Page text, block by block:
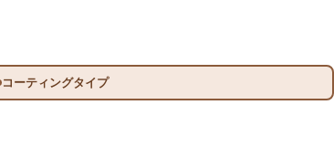
コーティングタイプ